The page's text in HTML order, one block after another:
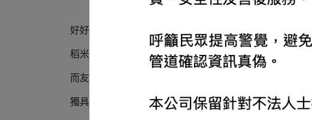
好好吃飯
稻米的⼀⽣，最美的歸宿是餐桌
而友米友田願意成為護送稻米的騎士
獨具個性的米種